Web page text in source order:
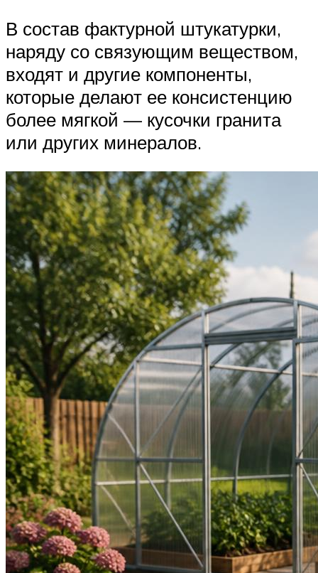
В состав фактурной штукатурки,
наряду со связующим веществом,
входят и другие компоненты,
которые делают ее консистенцию
более мягкой — кусочки гранита
или других минералов.